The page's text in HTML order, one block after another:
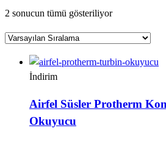
2 sonucun tümü gösteriliyor
İndirim
Airfel Süsler Protherm
Okuyucu